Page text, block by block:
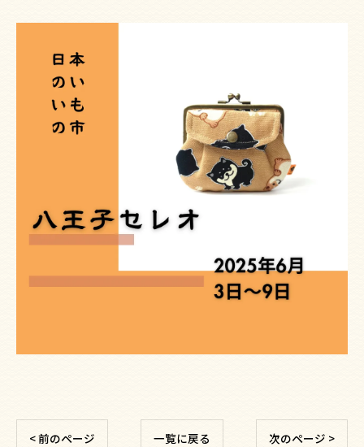
< 前のページ 一覧に戻る 次のページ >